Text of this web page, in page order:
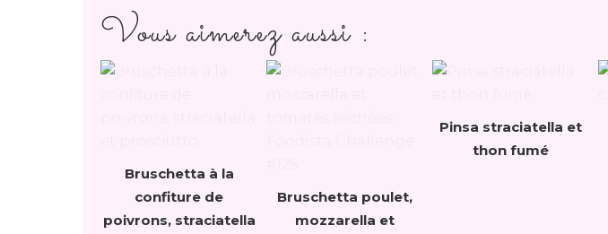
Vous aimerez aussi :
Bruschetta à la
confiture de
poivrons, straciatella
Bruschetta poulet,
mozzarella et
Pinsa straciatella et
thon fumé